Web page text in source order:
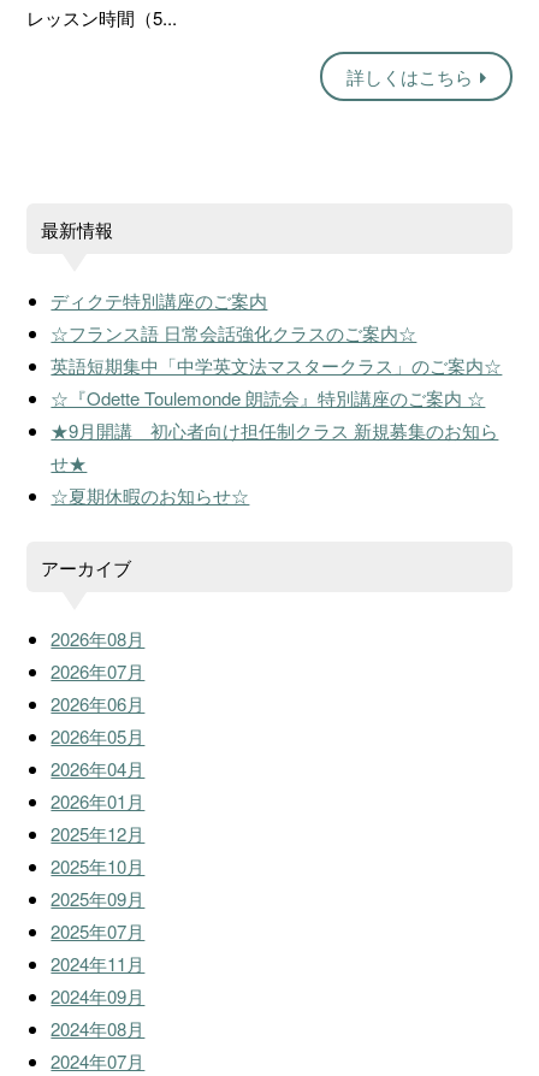
レッスン時間（5...
詳しくはこちら
最新情報
ディクテ特別講座のご案内
☆フランス語 日常会話強化クラスのご案内☆
英語短期集中「中学英文法マスタークラス」のご案内☆
☆『Odette Toulemonde 朗読会』特別講座のご案内 ☆
★9月開講 初心者向け担任制クラス 新規募集のお知ら
せ★
☆夏期休暇のお知らせ☆
アーカイブ
2026年08月
2026年07月
2026年06月
2026年05月
2026年04月
2026年01月
2025年12月
2025年10月
2025年09月
2025年07月
2024年11月
2024年09月
2024年08月
2024年07月